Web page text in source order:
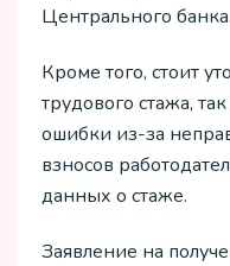
Центрального банка.
Кроме того, стоит
трудового стажа,
ошибки из-за
взносов
данных о стаже.
Заявление на